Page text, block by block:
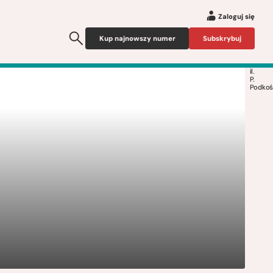
Zaloguj się
Kup najnowszy numer Subskrybuj
il.
P.